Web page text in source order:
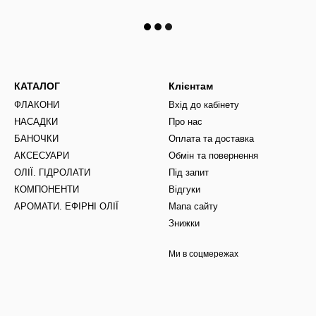
КАТАЛОГ
ФЛАКОНИ
НАСАДКИ
БАНОЧКИ
АКСЕСУАРИ
ОЛІЇ. ГІДРОЛАТИ
КОМПОНЕНТИ
АРОМАТИ. ЕФІРНІ ОЛІЇ
Клієнтам
Вхід до кабінету
Про нас
Оплата та доставка
Обмін та повернення
Під запит
Відгуки
Мапа сайту
Знижки
Ми в соцмережах